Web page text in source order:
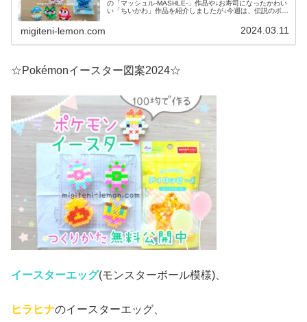
の「マッシュル-MASHLE-」作品や↓お寿司になったかわい
い「ちいかわ」作品を紹介しましたが↓今週は、伝説のポケ
migiteni-lemon.com 2024.03.11
☆Pokémonイースター図案2024☆
イースターエッグ(モンスターボール模様)、
ヒラヒナのイースターエッグ、